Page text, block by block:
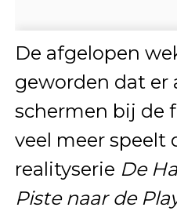
De afgelopen
geworden dat er
schermen bij de
veel meer speelt
realityserie De
Piste naar de